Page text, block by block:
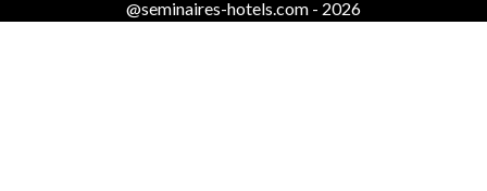
@seminaires-hotels.com - 2026